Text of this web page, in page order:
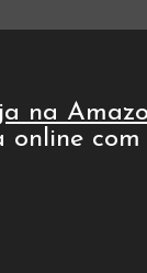
DE
misturando o
vai talhar o
bowl misture
na
online com